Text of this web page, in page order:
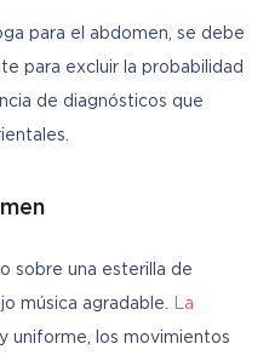
para el abdomen, se debe
para excluir la probabilidad
de diagnósticos que
sobre una esterilla de
música agradable. La
uniforme, los movimientos